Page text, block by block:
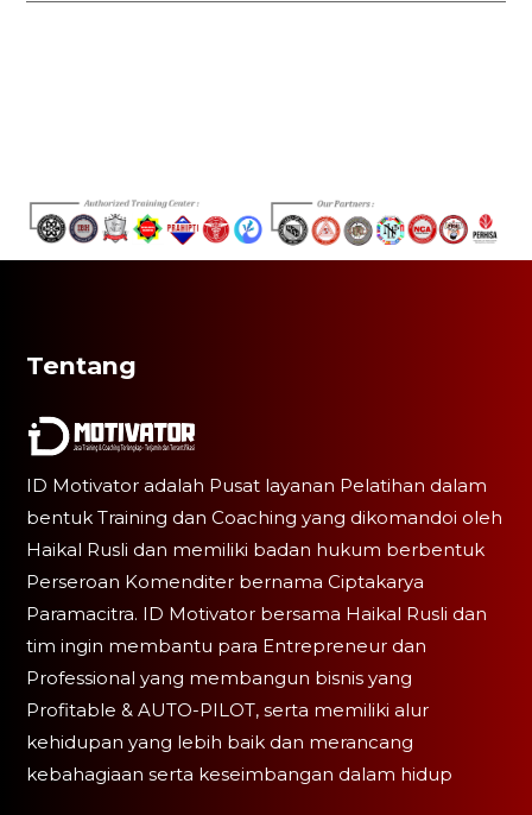
Tentang
ID Motivator adalah Pusat layanan Pelatihan dalam
bentuk Training dan Coaching yang dikomandoi oleh
Haikal Rusli dan memiliki badan hukum berbentuk
Perseroan Komenditer bernama Ciptakarya
Paramacitra. ID Motivator bersama Haikal Rusli dan
tim ingin membantu para Entrepreneur dan
Professional yang membangun bisnis yang
Profitable & AUTO-PILOT, serta memiliki alur
kehidupan yang lebih baik dan merancang
kebahagiaan serta keseimbangan dalam hidup